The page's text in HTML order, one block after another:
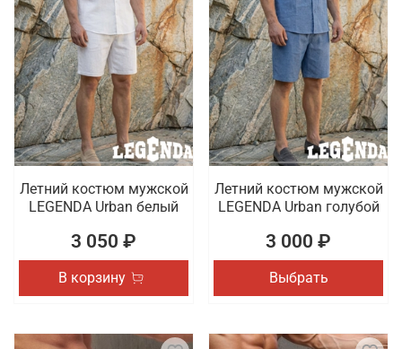
Летний костюм мужской
LEGENDA Urban белый
3 050 ₽
В корзину
Летний костюм мужской
LEGENDA Urban голубой
3 000 ₽
Выбрать